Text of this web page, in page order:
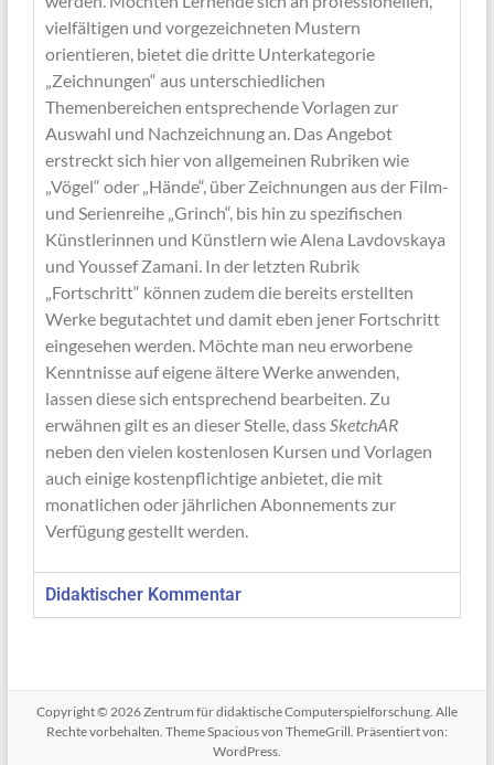
vielfältigen und vorgezeichneten Mustern
orientieren, bietet die dritte Unterkategorie
„Zeichnungen“ aus unterschiedlichen
Themenbereichen entsprechende Vorlagen zur
Auswahl und Nachzeichnung an. Das Angebot
erstreckt sich hier von allgemeinen Rubriken wie
„Vögel“ oder „Hände“, über Zeichnungen aus der Film-
und Serienreihe „Grinch“, bis hin zu spezifischen
Künstlerinnen und Künstlern wie Alena Lavdovskaya
und Youssef Zamani. In der letzten Rubrik
„Fortschritt“ können zudem die bereits erstellten
Werke begutachtet und damit eben jener Fortschritt
eingesehen werden. Möchte man neu erworbene
Kenntnisse auf eigene ältere Werke anwenden,
lassen diese sich entsprechend bearbeiten. Zu
erwähnen gilt es an dieser Stelle, dassSketchAR
neben den vielen kostenlosen Kursen und Vorlagen
auch einige kostenpflichtige anbietet, die mit
monatlichen oder jährlichen Abonnements zur
Verfügung gestellt werden.
Didaktischer Kommentar
Copyright © 2026Zentrum für didaktische Computerspielforschung. Alle
Rechte vorbehalten. ThemeSpaciousvon ThemeGrill. Präsentiert von:
WordPress.